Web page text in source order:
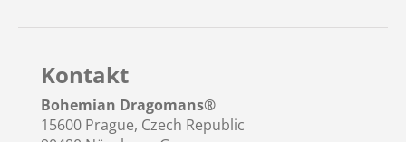
Kontakt
Bohemian Dragomans®
15600 Prague, Czech Republic